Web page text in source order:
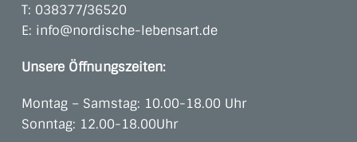
T: 038377/36520
E: info@nordische-lebensart.de
Unsere Öffnungszeiten:
Montag – Samstag: 10.00-18.00 Uhr
Sonntag: 12.00-18.00Uhr